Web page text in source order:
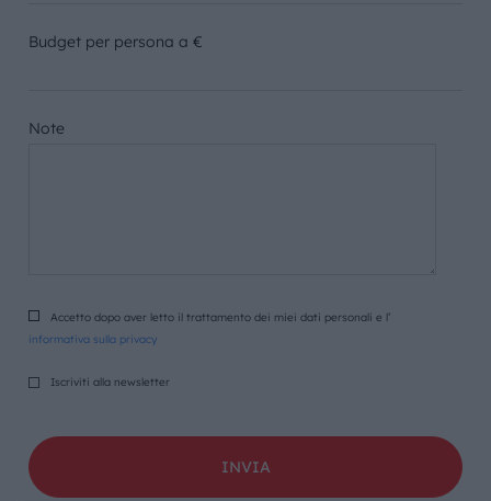
Budget per persona a €
Note
Accetto dopo aver letto il trattamento dei miei dati personali e l’
informativa sulla privacy
Iscriviti alla newsletter